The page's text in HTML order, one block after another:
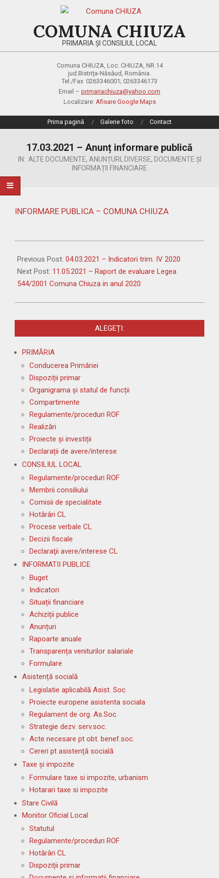
COMUNA CHIUZA
PRIMARIA ȘI CONSILIUL LOCAL
Comuna CHIUZA, Loc. CHIUZA, NR.14
jud.Bistrița-Năsăud, România.
Tel./Fax 0263346001; 0263346173
Email – primariachiuza@yahoo.com
Localizare: Afisare Google Maps
Prima pagină Galerie foto Contact
17.03.2021 – Anunț informare publică
IN: ALTE DOCUMENTE, ANUNȚURI, DIVERSE, DOCUMENTE ȘI
INFORMAȚII FINANCIARE
INFORMARE PUBLICA – COMUNA CHIUZA
03-
17
Previous Post: 04.03.2021 – Indicatori trim. IV 2020
Next Post: 11.05.2021 – Raport de evaluare Legea
544/2001 Comuna Chiuza in anul 2020
ALEGEȚI:
PRIMĂRIA
Conducerea Primăriei
Dispoziții primar
Organigrama și statul de funcții
Compartimente
Regulamente/proceduri ROF
Realizări
Proiecte și investiții
Declarații de avere/interese
CONSILIUL LOCAL
Regulamente/proceduri ROF
Membrii consiliului
Comisii de specialitate
Hotărâri CL
Procese verbale CL
Decizii fiscale
Declaraţii avere/interese CL
INFORMATII PUBLICE
Buget
Indicatori
Situații financiare
Achiziții publice
Anunțuri
Rapoarte anuale
Transparența veniturilor salariale
Formulare
Asistență socială
Legislatie aplicabilă Asist. Soc.
Proiecte europene asistenta sociala
Regulament de org. As.Soc.
Strategie dezv. serv.soc.
Acte necesare pt obt. benef.soc.
Cereri pt asistență socială
Taxe și impozite
Formulare taxe si impozite, urbanism
Hotarari taxe si impozite
Stare Civilă
Monitor Oficial Local
Statutul
Regulamente/proceduri ROF
Hotărâri CL
Dispoziții primar